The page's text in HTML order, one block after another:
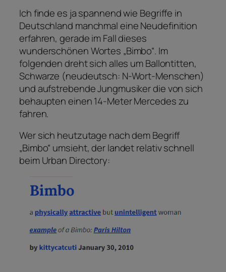
Ich finde es ja spannend wie Begriffe in
Deutschland manchmal eine Neudefinition
erfahren, gerade im Fall dieses
wunderschönen Wortes „Bimbo“. Im
folgenden dreht sich alles um Ballontitten,
Schwarze (neudeutsch: N-Wort-Menschen)
und aufstrebende Jungmusiker die von sich
behaupten einen 14-Meter Mercedes zu
fahren.
Wer sich heutzutage nach dem Begriff
„Bimbo“ umsieht, der landet relativ schnell
beim Urban Directory: